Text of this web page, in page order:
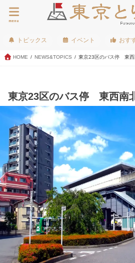
menu
トピックス イベント おす
HOME NEWS&TOPICS 東京23区のバス停 東西
東京23区のバス停 東西南